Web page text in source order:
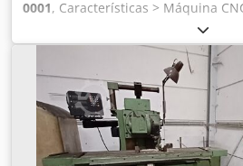
0001, Características > Máquina
a la red eléctrica > Funcionamiento
servomotores de mantenimiento
ergonómico y compacto > Potente
servomotores de mantenimiento
unidades lineales fiables con
como sistema de transmisión >
pantalla ajustable en altura > PC
redes y sistema operativo